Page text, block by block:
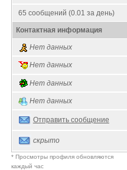
65 сообщений (0.01 за день)
Контактная информация
Нет данных
Нет данных
Нет данных
Нет данных
Отправить сообщение
скрыто
* Просмотры профиля обновляются
каждый час